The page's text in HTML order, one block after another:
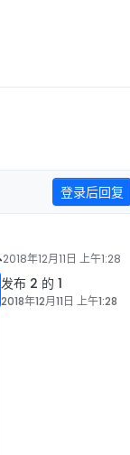
登录后回复
2018年12月11日 上午1:28
发布 2 的 1
2018年12月11日 上午1:28